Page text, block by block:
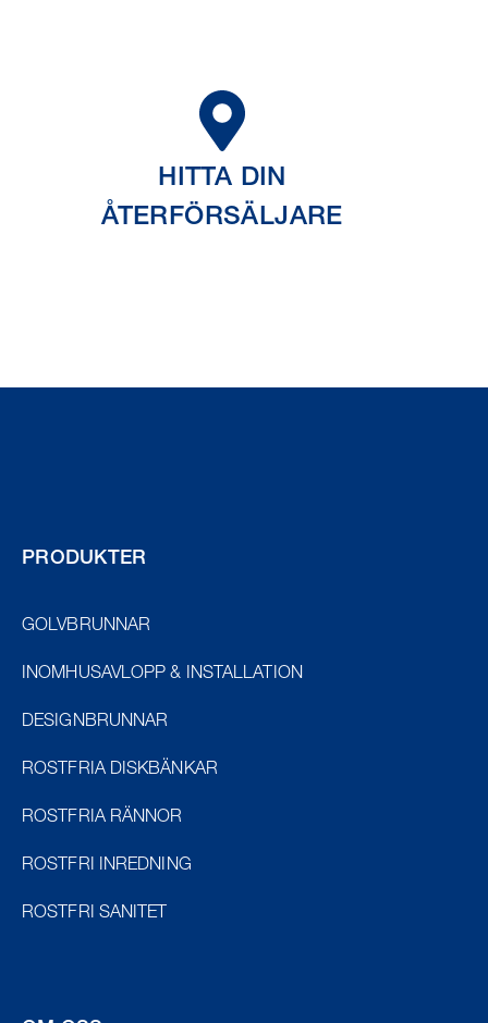
HITTA DIN
ÅTERFÖRSÄLJARE
PRODUKTER
GOLVBRUNNAR
INOMHUSAVLOPP & INSTALLATION
DESIGNBRUNNAR
ROSTFRIA DISKBÄNKAR
ROSTFRIA RÄNNOR
ROSTFRI INREDNING
ROSTFRI SANITET